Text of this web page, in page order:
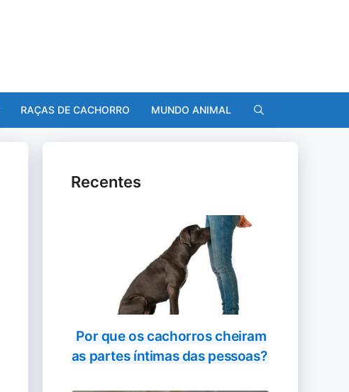
RAÇAS DE CACHORRO MUNDO ANIMAL
Recentes
Por que os cachorros cheiram
as partes íntimas das pessoas?